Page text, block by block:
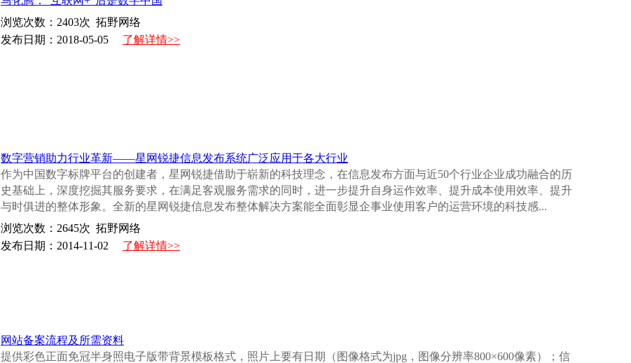
浏览次数： 2403次 拓野网络
发布日期：2018-05-05 了解详情>>
数字营销助力行业革新——星网锐捷信息发布系统广泛应用于各大行业
作为中国数字标牌平台的创建者，星网锐捷借助于崭新的科技理念，在信息发布方面与近50个行业企业成功融合的历
史基础上，深度挖掘其服务要求，在满足客观服务需求的同时，进一步提升自身运作效率、提升成本使用效率、提升
与时俱进的整体形象。全新的星网锐捷信息发布整体解决方案能全面彰显企事业使用客户的运营环境的科技感...
浏览次数： 2645次 拓野网络
发布日期：2014-11-02 了解详情>>
网站备案流程及所需资料
提供彩色正面免冠半身照电子版带背景模板格式，照片上要有日期（图像格式为jpg，图像分辨率800×600像素）；信